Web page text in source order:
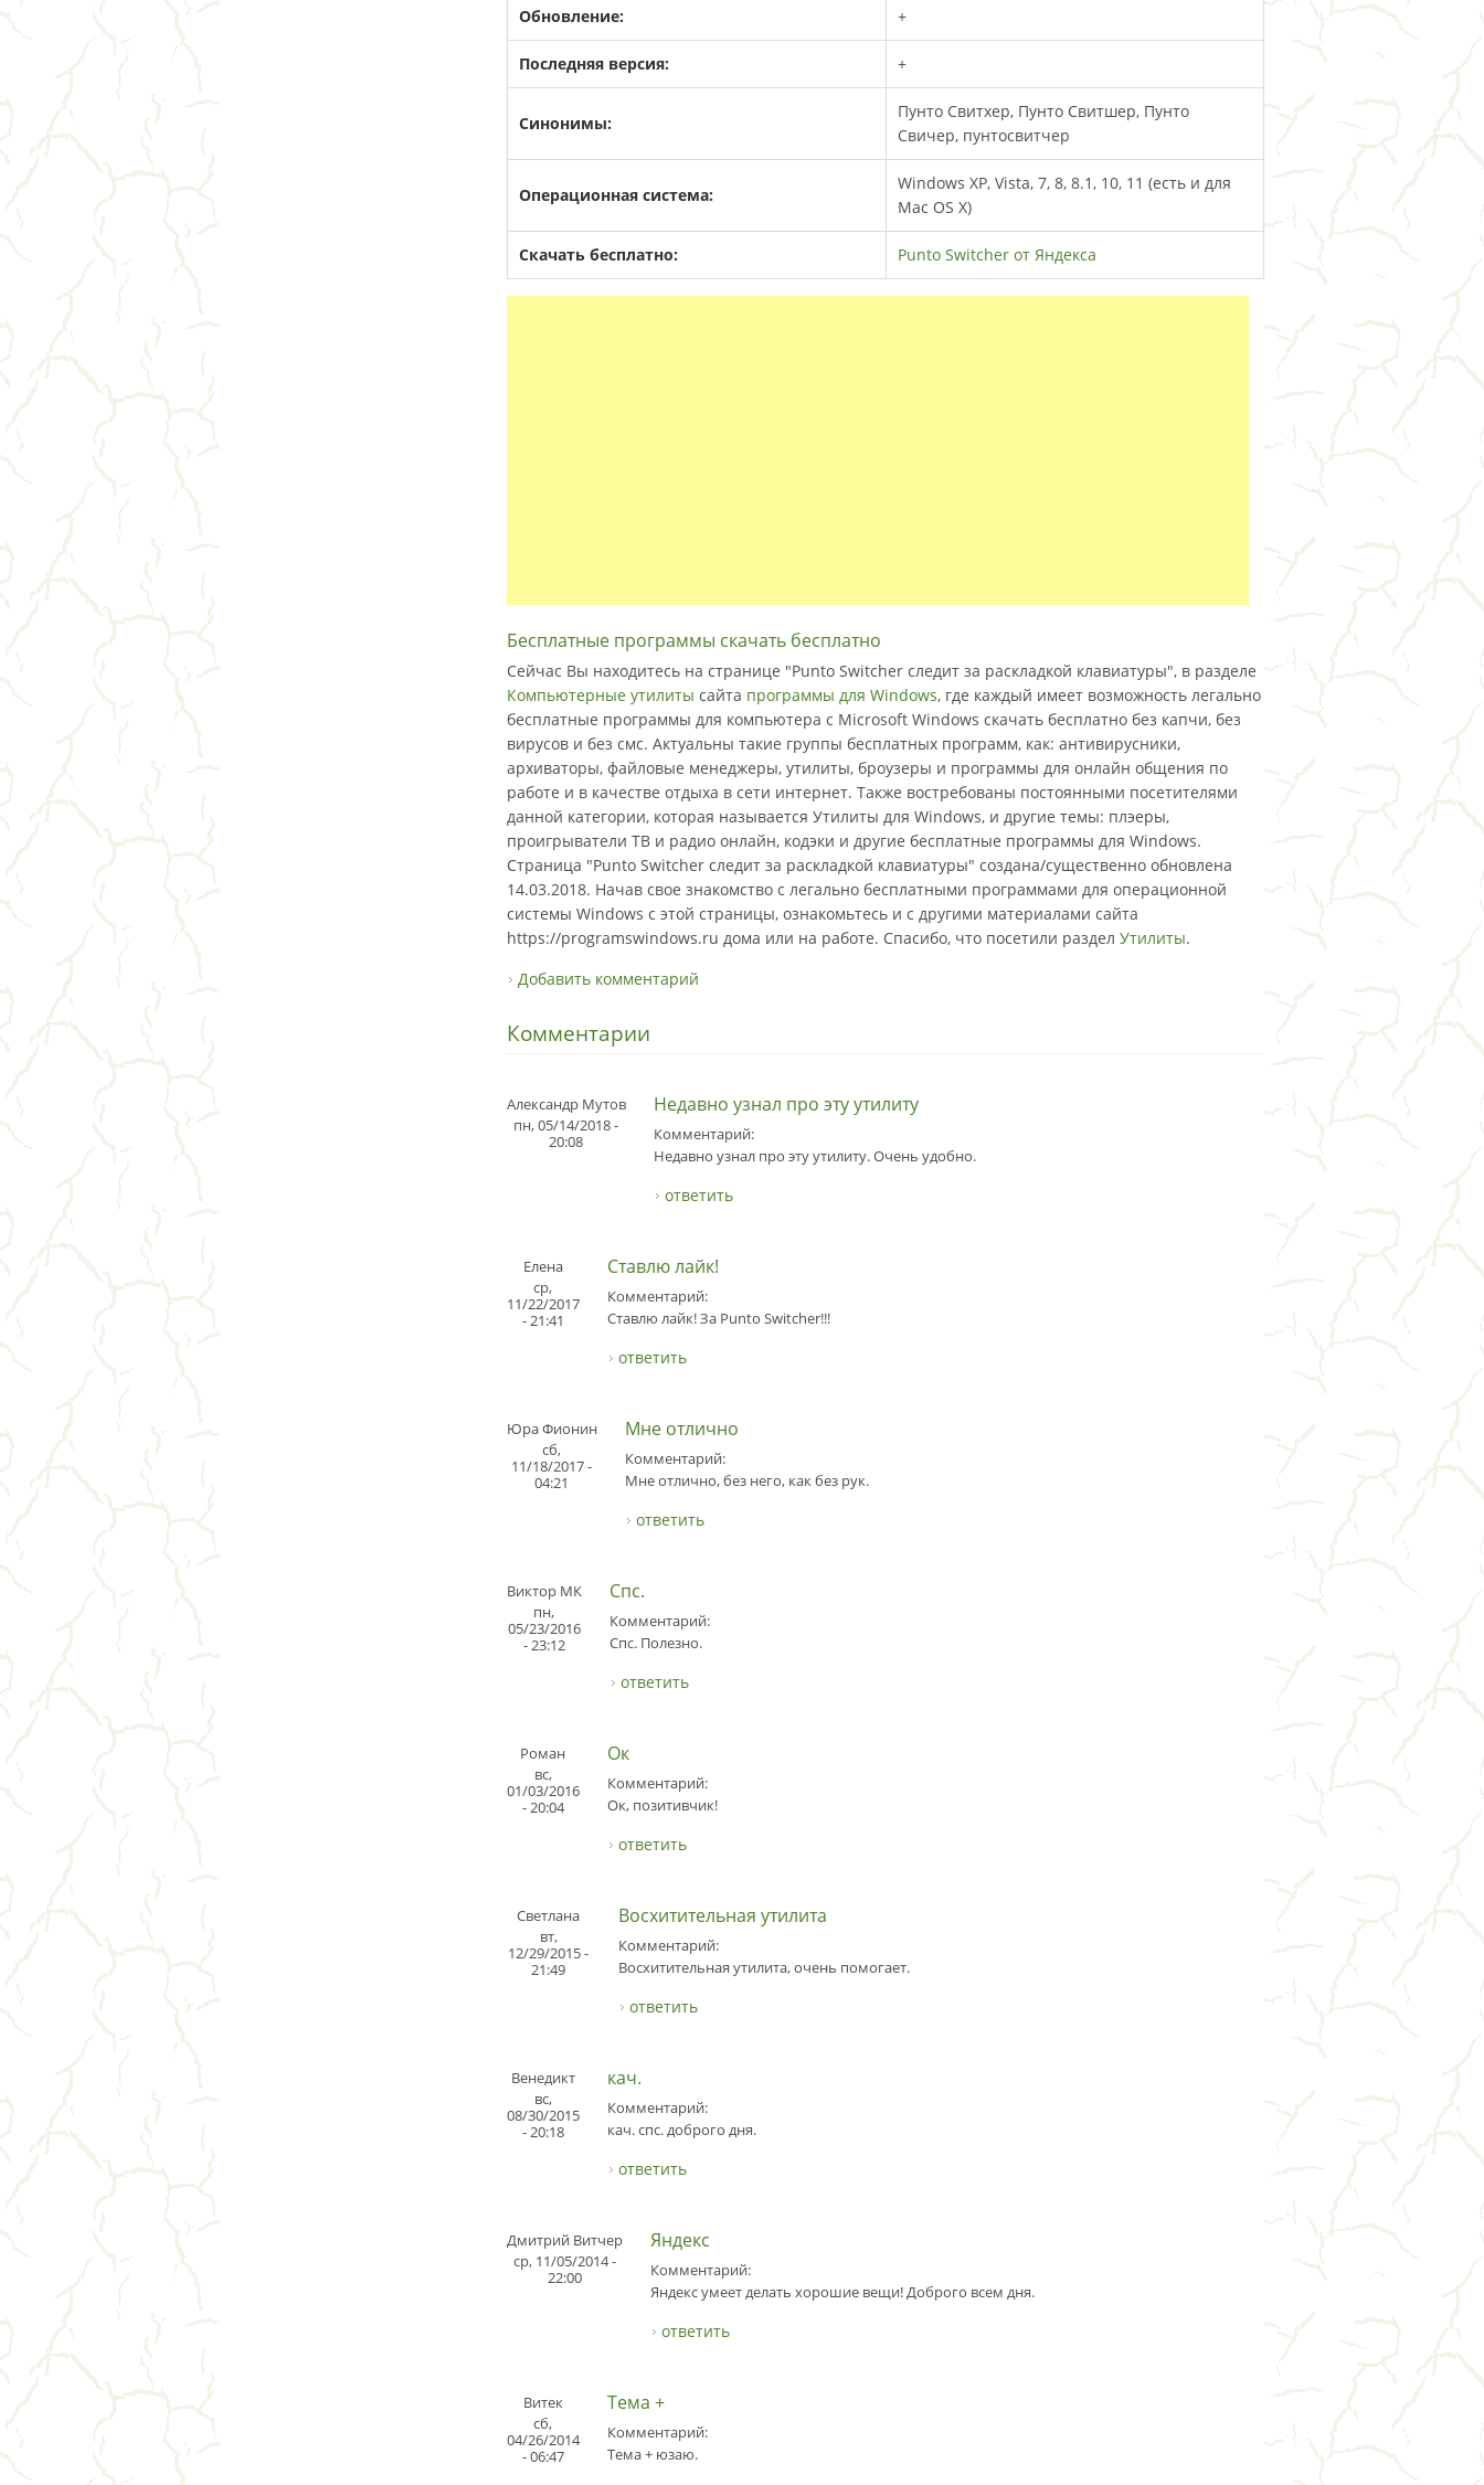
Обновление: +
Последняя версия: +
Синонимы:
Пунто Свитхер, Пунто Свитшер, Пунто
Свичер, пунтосвитчер
Операционная система:
Windows XP, Vista, 7, 8, 8.1, 10, 11 (есть и для
Mac OS X)
Скачать бесплатно: Punto Switcher от Яндекса
Бесплатные программы скачать бесплатно
Сейчас Вы находитесь на странице "Punto Switcher следит за раскладкой клавиатуры", в разделе
Компьютерные утилиты сайта программы для Windows, где каждый имеет возможность легально
бесплатные программы для компьютера с Microsoft Windows скачать бесплатно без капчи, без
вирусов и без смс. Актуальны такие группы бесплатных программ, как: антивирусники,
архиваторы, файловые менеджеры, утилиты, броузеры и программы для онлайн общения по
работе и в качестве отдыха в сети интернет. Также востребованы постоянными посетителями
данной категории, которая называется Утилиты для Windows, и другие темы: плэеры,
проигрыватели ТВ и радио онлайн, кодэки и другие бесплатные программы для Windows.
Страница "Punto Switcher следит за раскладкой клавиатуры" создана/существенно обновлена
14.03.2018. Начав свое знакомство с легально бесплатными программами для операционной
системы Windows с этой страницы, ознакомьтесь и с другими материалами сайта
https://programswindows.ru дома или на работе. Спасибо, что посетили раздел Утилиты.
Добавить комментарий
Комментарии
Александр Мутов
пн, 05/14/2018 -
20:08
Недавно узнал про эту утилиту
Комментарий:
Недавно узнал про эту утилиту. Очень удобно.
ответить
Елена
ср,
11/22/2017
- 21:41
Ставлю лайк!
Комментарий:
Ставлю лайк! За Punto Switcher!!!
ответить
Юра Фионин
сб,
11/18/2017 -
04:21
Мне отлично
Комментарий:
Мне отлично, без него, как без рук.
ответить
Виктор МК
пн,
05/23/2016
- 23:12
Спс.
Комментарий:
Спс. Полезно.
ответить
Роман
вс,
01/03/2016
- 20:04
Ок
Комментарий:
Ок, позитивчик!
ответить
Светлана
вт,
12/29/2015 -
21:49
Восхитительная утилита
Комментарий:
Восхитительная утилита, очень помогает.
ответить
Венедикт
вс,
08/30/2015
- 20:18
кач.
Комментарий:
кач. спс. доброго дня.
ответить
Дмитрий Витчер
ср, 11/05/2014 -
22:00
Яндекс
Комментарий:
Яндекс умеет делать хорошие вещи! Доброго всем дня.
ответить
Витек
сб,
04/26/2014
- 06:47
Тема +
Комментарий:
Тема + юзаю.